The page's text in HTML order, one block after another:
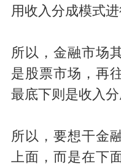
用收入分成模式进
所以，金融市场
是股票市场，再
最底下则是收入分
所以，要想干金
上面，而是在下